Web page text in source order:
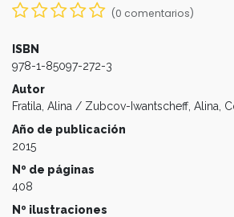
(0 comentarios)
ISBN
978-1-85097-272-3
Autor
Fratila, Alina / Zubcov-Iwantscheff, Alina,
Año de publicación
2015
Nº de páginas
408
Nº ilustraciones